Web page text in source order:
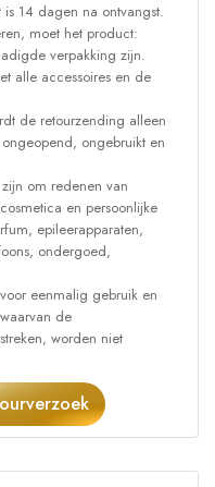
14 dagen na ontvangst.
moet het product:
verpakking zijn.
alle accessoires en de
de retourzending alleen
ongebruikt en
om redenen van
en persoonlijke
epileerapparaten,
ondergoed,
eenmalig gebruik en
de
worden niet